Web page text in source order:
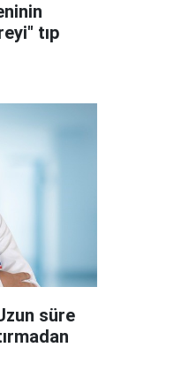
tıp
süre